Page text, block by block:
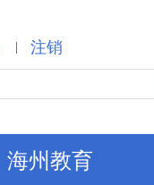
| 注销
海州教育